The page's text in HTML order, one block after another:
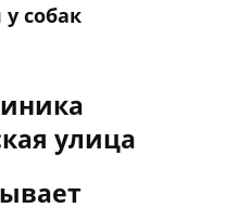
собак
улица